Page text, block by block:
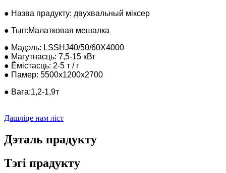
● Назва прадукту: двухвальный міксер
● Тып:Малатковая мешалка
● Мадэль: LSSHJ40/50/60X4000
● Магутнасць: 7,5-15 кВт
● Ёмістасць: 2-5 т / г
● Памер: 5500x1200x2700
● Вага:1,2-1,9т
Дашліце нам ліст
Дэталь прадукту
Тэгі прадукту